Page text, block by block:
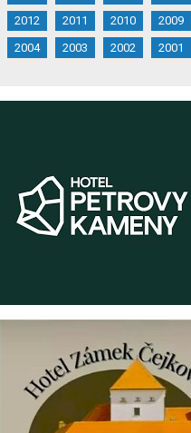
2012
2011 2010 2009
2004
2003 2002 2001